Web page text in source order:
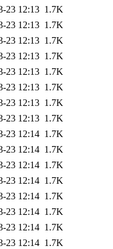
23 12:13 1.7K
23 12:13 1.7K
23 12:13 1.7K
23 12:13 1.7K
23 12:13 1.7K
23 12:13 1.7K
23 12:13 1.7K
23 12:13 1.7K
23 12:14 1.7K
23 12:14 1.7K
23 12:14 1.7K
23 12:14 1.7K
23 12:14 1.7K
23 12:14 1.7K
23 12:14 1.7K
23 12:14 1.7K